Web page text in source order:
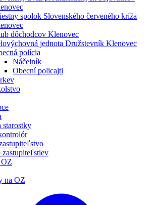
spolok Slovenského červeného kríža
dôchodcov Klenovec
jednota Družstevník Klenovec
polícia
Náčelník
Obecní policajti
starostky
zastupiteľstiev
OZ
na OZ